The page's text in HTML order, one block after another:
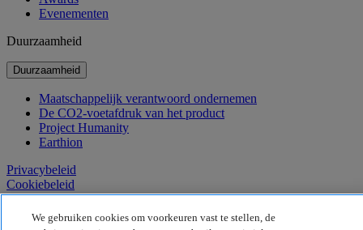
Evenementen
Duurzaamheid
Duurzaamheid
Maatschappelijk verantwoord ondernemen
De CO2-voetafdruk van het product
Project Humanity
Earthion
Privacybeleid
Cookiebeleid
Juridische informatie
Aanvullende juridische informatie
We gebruiken cookies om voorkeuren vast te stellen, de